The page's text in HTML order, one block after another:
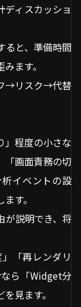
ディスカッショ
ると、準備時間
ます。
→リスク→代替
」程度の小さな
「画面責務の切
イベントの設
す。
が説明でき、将
「再レンダリ
ら「Widget分
見ます。